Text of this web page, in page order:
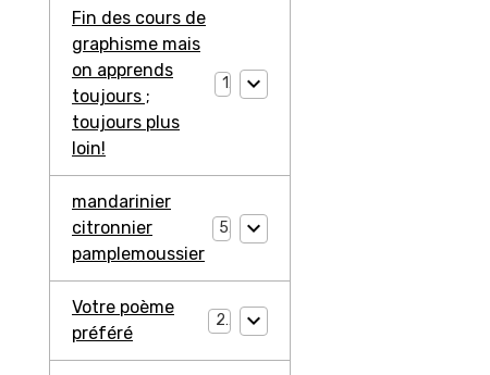
Fin des cours de
graphisme mais
on apprends
toujours ;
toujours plus
loin!
1
mandarinier
citronnier
pamplemoussier
5
Votre poème
préféré
2